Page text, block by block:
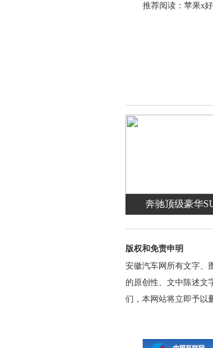
推荐阅读： 苹果x
奔驰顶级豪华
版权和免责申明
安徽汽车网所有文字、
的原创性、文中陈述文
们，本网站将立即予以